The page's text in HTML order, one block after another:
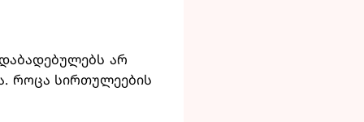
არ
როცა სირთულეების